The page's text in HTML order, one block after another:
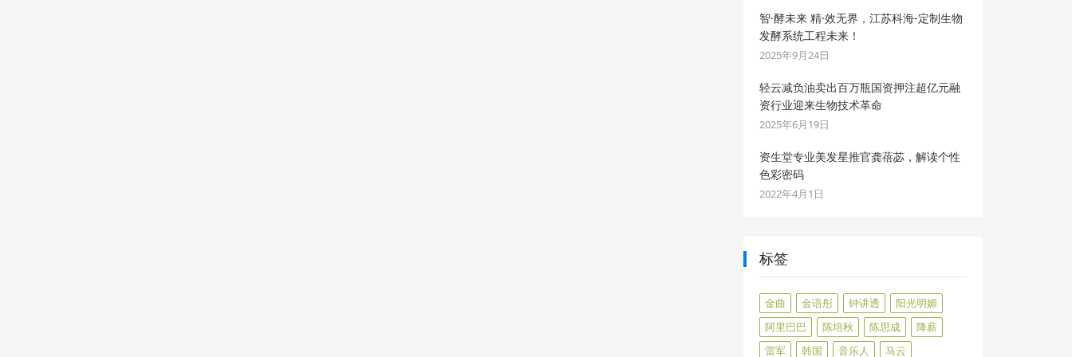
智·酵未来 精·效无界，江苏科海-定制生物
发酵系统工程未来！
2025年9月24日
轻云减负油卖出百万瓶国资押注超亿元融
资行业迎来生物技术革命
2025年6月19日
资生堂专业美发星推官龚蓓苾，解读个性
色彩密码
2022年4月1日
标签
金曲 金语彤 钟讲透
阳光明媚
阿里巴巴
陈培秋 陈思成
降薪
雷军
韩国 音乐人 马云